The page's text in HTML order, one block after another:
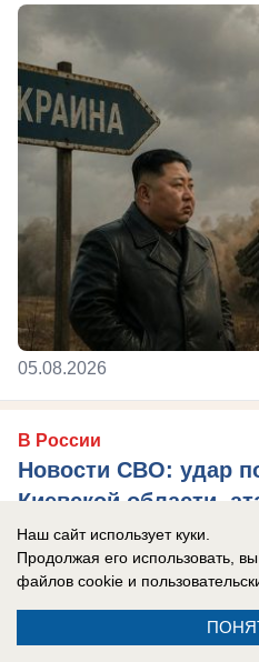
05.08.2026
В России
Новости СВО: удар
Киевской области,
Вайлдберриз под
устроили бой из-за
Наш сайт использует куки.
Продолжая его использовать,
файлов cookie и